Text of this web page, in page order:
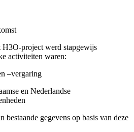
project werd stapgewijs
activiteiten waren:
–vergaring
en Nederlandse
bestaande gegevens op basis van deze